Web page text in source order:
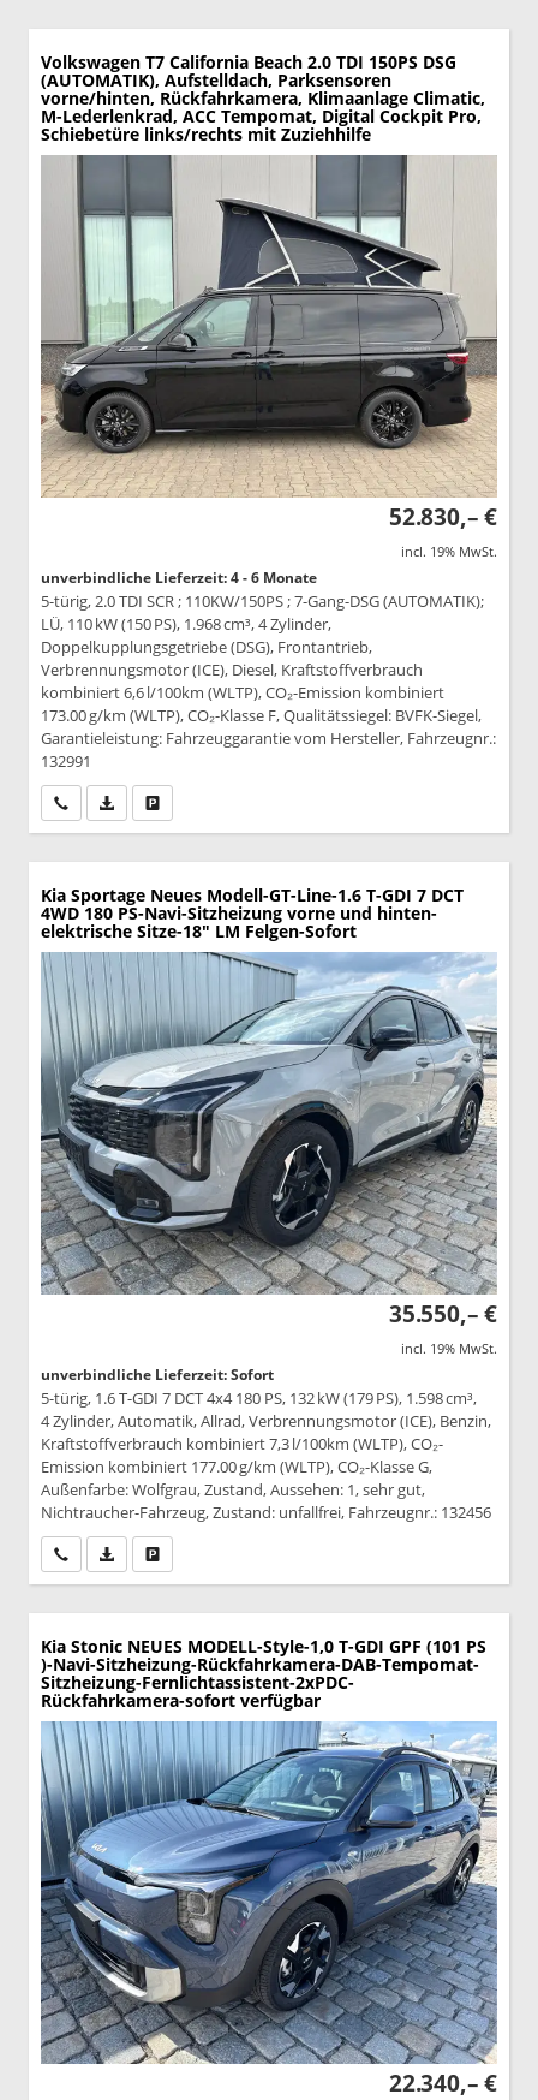
Volkswagen T7 California Beach 2.0 TDI 150PS DSG
(AUTOMATIK), Aufstelldach, Parksensoren
vorne/hinten, Rückfahrkamera, Klimaanlage Climatic,
M-Lederlenkrad, ACC Tempomat, Digital Cockpit Pro,
Schiebetüre links/rechts mit Zuziehhilfe
52.830,– €
incl. 19% MwSt.
unverbindliche Lieferzeit: 4 - 6 Monate
5-türig, 2.0 TDI SCR ; 110KW/150PS ; 7-Gang-DSG (AUTOMATIK);
LÜ, 110 kW (150 PS), 1.968 cm³, 4 Zylinder,
Doppelkupplungsgetriebe (DSG), Frontantrieb,
Verbrennungsmotor (ICE), Diesel, Kraftstoffverbrauch
kombiniert 6,6 l/100km (WLTP), CO₂-Emission kombiniert
173.00 g/km (WLTP), CO₂-Klasse F, Qualitätssiegel: BVFK-Siegel,
Garantieleistung: Fahrzeuggarantie vom Hersteller, Fahrzeugnr.:
132991
Wir rufen Sie anPDF-Datei, Fahrzeugexposé drucken
Kia Sportage Neues Modell-GT-Line-1.6 T-GDI 7 DCT
4WD 180 PS-Navi-Sitzheizung vorne und hinten-
elektrische Sitze-18" LM Felgen-Sofort
35.550,– €
incl. 19% MwSt.
unverbindliche Lieferzeit: Sofort
5-türig, 1.6 T-GDI 7 DCT 4x4 180 PS, 132 kW (179 PS), 1.598 cm³,
4 Zylinder, Automatik, Allrad, Verbrennungsmotor (ICE), Benzin,
Kraftstoffverbrauch kombiniert 7,3 l/100km (WLTP), CO₂-
Emission kombiniert 177.00 g/km (WLTP), CO₂-Klasse G,
Außenfarbe: Wolfgrau, Zustand, Aussehen: 1, sehr gut,
Nichtraucher-Fahrzeug, Zustand: unfallfrei, Fahrzeugnr.: 132456
Wir rufen Sie anPDF-Datei, Fahrzeugexposé drucken
Kia Stonic NEUES MODELL-Style-1,0 T-GDI GPF (101 PS
)-Navi-Sitzheizung-Rückfahrkamera-DAB-Tempomat-
Sitzheizung-Fernlichtassistent-2xPDC-
Rückfahrkamera-sofort verfügbar
22.340,– €